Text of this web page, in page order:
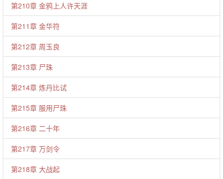
第210章 金鸦上人许天涯
第211章 金华符
第212章 周玉良
第213章 尸珠
第214章 炼丹比试
第215章 服用尸珠
第216章 二十年
第217章 万剑令
第218章 大战起